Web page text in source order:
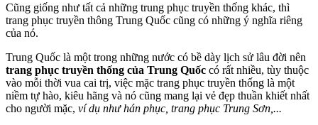
Cũng giống như tất cả những trung phục truyền thống khác, thì
trang phục truyền thông Trung Quốc cũng có những ý nghĩa riêng
của nó.
Trung Quốc là một trong những nước có bề dày lịch sử lâu đời nên
trang phục truyền thống của Trung Quốc có rất nhiều, tùy thuộc
vào mỗi thời vua cai trị, việc mặc trang phục truyền thống là một
niềm tự hào, kiêu hãng và nó cũng mang lại vẻ đẹp thuần khiết nhất
cho người mặc, ví dụ như hán phục, trang phục Trung Sơn,...